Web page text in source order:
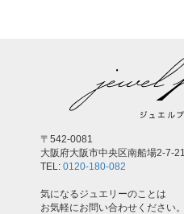
〒542-0081
大阪府大阪市中央区南船場2-7-21
TEL: 0120-180-082
気になるジュエリーのことは
お気軽にお問い合わせください。